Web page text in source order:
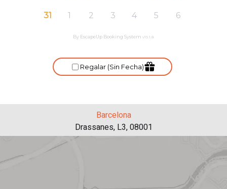
Barcelona
Drassanes, L3, 08001